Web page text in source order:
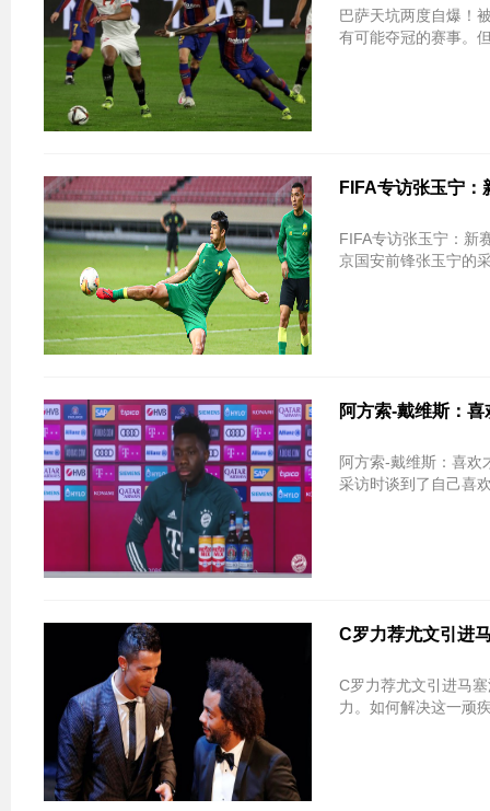
巴萨天坑两度自爆！被穿裆后降
有可能夺冠的赛事。
FIFA专访张玉宁
FIFA专访张玉宁：新赛季已不
京国安前锋张玉宁的
阿方索-戴维斯：
阿方索-戴维斯：喜欢才华横溢的
采访时谈到了自己喜
C罗力荐尤文引进
C罗力荐尤文引进马塞洛 斑马军着眼
力。如何解决这一顽